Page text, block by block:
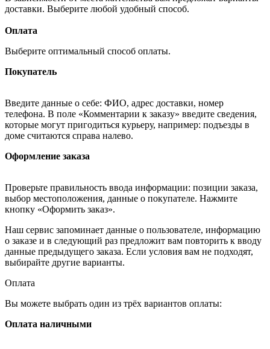
доставки. Выберите любой удобный способ.
Оплата
Выберите оптимальный способ оплаты.
Покупатель
Введите данные о себе: ФИО, адрес доставки, номер
телефона. В поле «Комментарии к заказу» введите сведения,
которые могут пригодиться курьеру, например: подъезды в
доме считаются справа налево.
Оформление заказа
Проверьте правильность ввода информации: позиции заказа,
выбор местоположения, данные о покупателе. Нажмите
кнопку «Оформить заказ».
Наш сервис запоминает данные о пользователе, информацию
о заказе и в следующий раз предложит вам повторить к вводу
данные предыдущего заказа. Если условия вам не подходят,
выбирайте другие варианты.
Оплата
Вы можете выбрать один из трёх вариантов оплаты:
Оплата наличными